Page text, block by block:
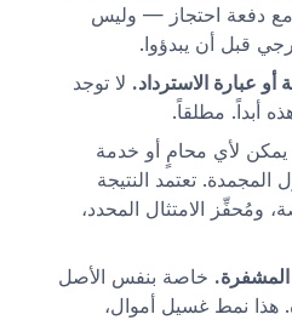
دفعة احتجاز — وليس
قبل أن يبدؤوا.
عبارة الاسترداد. لا توجد
أبداً. مطلقاً.
يمكن لأي محامٍ أو خدمة
تعتمد النتيجة
ومُحفِّز الامتثال المحدد،
خاصة بنفس الأصل
هذا نمط غسيل أموال،